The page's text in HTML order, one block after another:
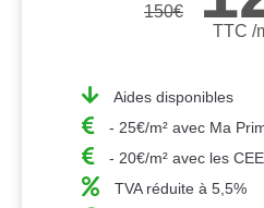
150€
TTC /
Aides disponibles
- 25€/m² avec Ma
- 20€/m² avec les CEE
TVA réduite à 5,5%